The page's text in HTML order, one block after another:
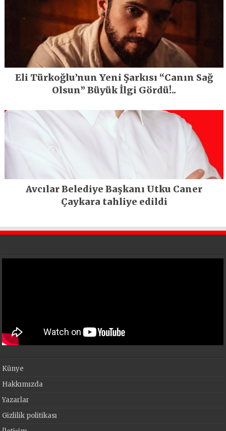
Eli Türkoğlu’nun Yeni Şarkısı “Canın Sağ
Olsun” Büyük İlgi Gördü!..
Avcılar Belediye Başkanı Utku Caner
Çaykara tahliye edildi
Künye
Hakkımızda
Yazarlar
Gizlilik politikası